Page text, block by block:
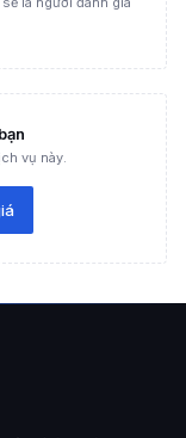
tài khoản Twitter
số trong thời gian
vụ này.